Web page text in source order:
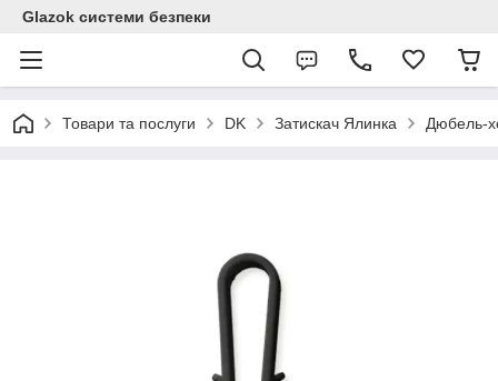
Glazok системи безпеки
Товари та послуги DK Затискач Ялинка Дюбель-